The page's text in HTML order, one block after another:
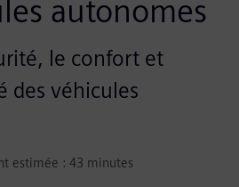
autonomes
le confort et
des véhicules
estimée : 43 minutes